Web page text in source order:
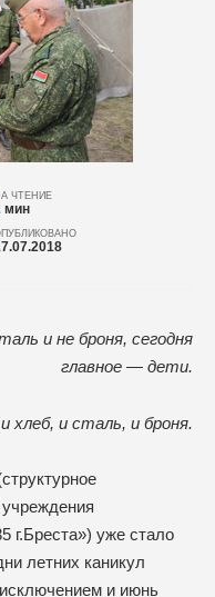
ЧТЕНИЕ
мин
и не броня, сегодня
главное — дети.
хлеб, и сталь, и броня.
учреждения
г.Бреста») уже стало
летних каникул
и июнь